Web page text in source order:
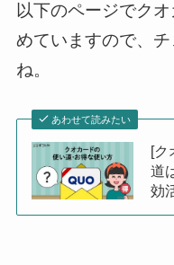
以下のページでク
めていますので、
ね。
あわせて読みたい
[ク
道
効